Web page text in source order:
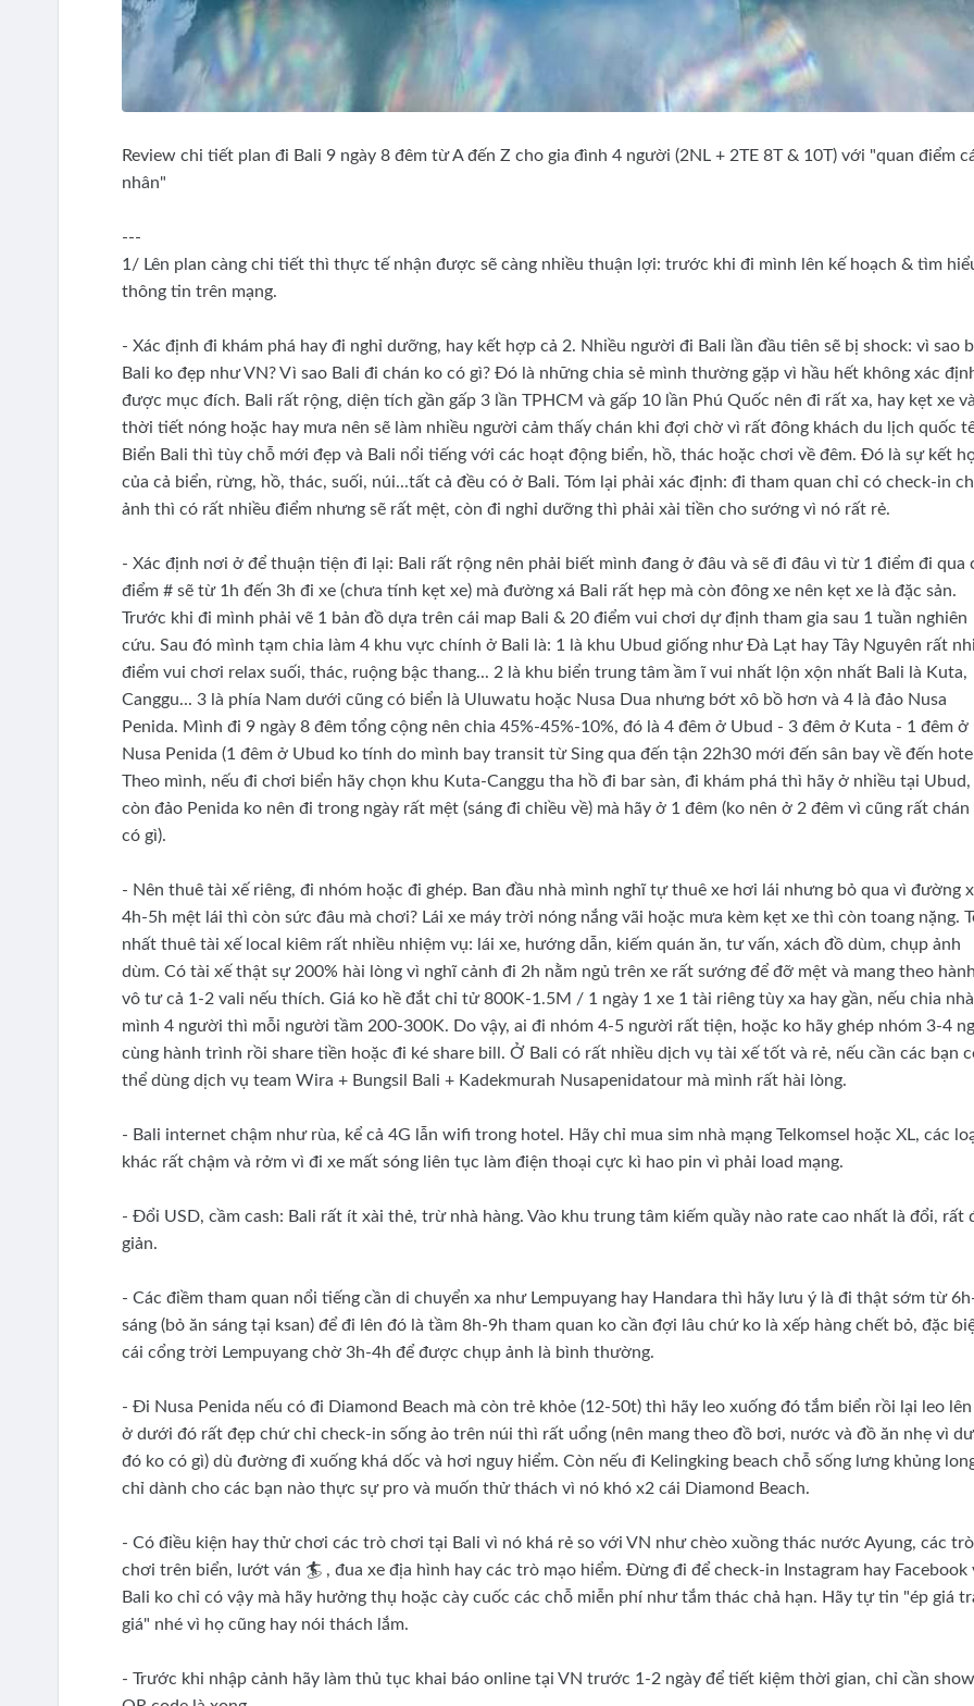
Review chi tiết plan đi Bali 9 ngày 8 đêm từ A đến Z cho gia đình 4 người (2NL + 2TE 8T & 10T) với "quan điểm
nhân"
---
1/ Lên plan càng chi tiết thì thực tế nhận được sẽ càng nhiều thuận lợi: trước khi đi mình lên kế hoạch & tìm
thông tin trên mạng.
- Xác định đi khám phá hay đi nghỉ dưỡng, hay kết hợp cả 2. Nhiều người đi Bali lần đầu tiên sẽ bị shock: vì sao
Bali ko đẹp như VN? Vì sao Bali đi chán ko có gì? Đó là những chia sẻ mình thường gặp vì hầu hết không xác
được mục đích. Bali rất rộng, diện tích gần gấp 3 lần TPHCM và gấp 10 lần Phú Quốc nên đi rất xa, hay kẹt xe
thời tiết nóng hoặc hay mưa nên sẽ làm nhiều người cảm thấy chán khi đợi chờ vì rất đông khách du lịch quốc
Biển Bali thì tùy chỗ mới đẹp và Bali nổi tiếng với các hoạt động biển, hồ, thác hoặc chơi về đêm. Đó là sự kết
của cả biển, rừng, hồ, thác, suối, núi...tất cả đều có ở Bali. Tóm lại phải xác định: đi tham quan chỉ có check-in
ảnh thì có rất nhiều điểm nhưng sẽ rất mệt, còn đi nghỉ dưỡng thì phải xài tiền cho sướng vì nó rất rẻ.
- Xác định nơi ở để thuận tiện đi lại: Bali rất rộng nên phải biết mình đang ở đâu và sẽ đi đâu vì từ 1 điểm đi qua
điểm # sẽ từ 1h đến 3h đi xe (chưa tính kẹt xe) mà đường xá Bali rất hẹp mà còn đông xe nên kẹt xe là đặc sản.
Trước khi đi mình phải vẽ 1 bản đồ dựa trên cái map Bali & 20 điểm vui chơi dự định tham gia sau 1 tuần nghiên
cứu. Sau đó mình tạm chia làm 4 khu vực chính ở Bali là: 1 là khu Ubud giống như Đà Lạt hay Tây Nguyên rất
điểm vui chơi relax suối, thác, ruộng bậc thang... 2 là khu biển trung tâm ầm ĩ vui nhất lộn xộn nhất Bali là Kuta,
Canggu... 3 là phía Nam dưới cũng có biển là Uluwatu hoặc Nusa Dua nhưng bớt xô bồ hơn và 4 là đảo Nusa
Penida. Mình đi 9 ngày 8 đêm tổng cộng nên chia 45%-45%-10%, đó là 4 đêm ở Ubud - 3 đêm ở Kuta - 1 đêm ở
Nusa Penida (1 đêm ở Ubud ko tính do mình bay transit từ Sing qua đến tận 22h30 mới đến sân bay về đến
Theo mình, nếu đi chơi biển hãy chọn khu Kuta-Canggu tha hồ đi bar sàn, đi khám phá thì hãy ở nhiều tại Ubud,
còn đảo Penida ko nên đi trong ngày rất mệt (sáng đi chiều về) mà hãy ở 1 đêm (ko nên ở 2 đêm vì cũng rất chán
có gì).
- Nên thuê tài xế riêng, đi nhóm hoặc đi ghép. Ban đầu nhà mình nghĩ tự thuê xe hơi lái nhưng bỏ qua vì đường
4h-5h mệt lái thì còn sức đâu mà chơi? Lái xe máy trời nóng nắng vãi hoặc mưa kèm kẹt xe thì còn toang nặng.
nhất thuê tài xế local kiêm rất nhiều nhiệm vụ: lái xe, hướng dẫn, kiếm quán ăn, tư vấn, xách đồ dùm, chụp ảnh
dùm. Có tài xế thật sự 200% hài lòng vì nghĩ cảnh đi 2h nằm ngủ trên xe rất sướng để đỡ mệt và mang theo
vô tư cả 1-2 vali nếu thích. Giá ko hề đắt chỉ tử 800K-1.5M / 1 ngày 1 xe 1 tài riêng tùy xa hay gần, nếu chia nhà
mình 4 người thì mỗi người tầm 200-300K. Do vậy, ai đi nhóm 4-5 người rất tiện, hoặc ko hãy ghép nhóm 3-4
cùng hành trình rồi share tiền hoặc đi ké share bill. Ở Bali có rất nhiều dịch vụ tài xế tốt và rẻ, nếu cần các bạn
thể dùng dịch vụ team Wira + Bungsil Bali + Kadekmurah Nusapenidatour mà mình rất hài lòng.
- Bali internet chậm như rùa, kể cả 4G lẫn wifi trong hotel. Hãy chỉ mua sim nhà mạng Telkomsel hoặc XL, các
khác rất chậm và rởm vì đi xe mất sóng liên tục làm điện thoại cực kì hao pin vì phải load mạng.
- Đổi USD, cầm cash: Bali rất ít xài thẻ, trừ nhà hàng. Vào khu trung tâm kiếm quầy nào rate cao nhất là đổi, rất
giản.
- Các điềm tham quan nổi tiếng cần di chuyển xa như Lempuyang hay Handara thì hãy lưu ý là đi thật sớm từ
sáng (bỏ ăn sáng tại ksan) để đi lên đó là tầm 8h-9h tham quan ko cần đợi lâu chứ ko là xếp hàng chết bỏ, đặc
cái cổng trời Lempuyang chờ 3h-4h để được chụp ảnh là bình thường.
- Đi Nusa Penida nếu có đi Diamond Beach mà còn trẻ khỏe (12-50t) thì hãy leo xuống đó tắm biển rồi lại leo
ở dưới đó rất đẹp chứ chỉ check-in sống ảo trên núi thì rất uổng (nên mang theo đồ bơi, nước và đồ ăn nhẹ vì
đó ko có gì) dù đường đi xuống khá dốc và hơi nguy hiểm. Còn nếu đi Kelingking beach chỗ sống lưng khủng
chỉ dành cho các bạn nào thực sự pro và muốn thử thách vì nó khó x2 cái Diamond Beach.
- Có điều kiện hay thử chơi các trò chơi tại Bali vì nó khá rẻ so với VN như chèo xuồng thác nước Ayung, các trò
chơi trên biển, lướt ván 🏄 , đua xe địa hình hay các trò mạo hiểm. Đừng đi để check-in Instagram hay Facebook
Bali ko chỉ có vậy mà hãy hưởng thụ hoặc cày cuốc các chỗ miễn phí như tắm thác chả hạn. Hãy tự tin "ép giá
giá" nhé vì họ cũng hay nói thách lắm.
- Trước khi nhập cảnh hãy làm thủ tục khai báo online tại VN trước 1-2 ngày để tiết kiệm thời gian, chỉ cần show